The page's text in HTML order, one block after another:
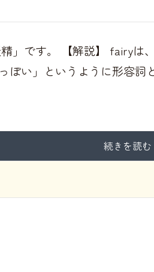
精」です。 【解説】 fairy
ぽい」というように形容
続きを読